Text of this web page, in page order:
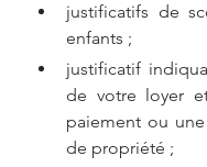
justificatifs de
enfants ;
justificatif
de votre loyer
paiement ou
de propriété ;